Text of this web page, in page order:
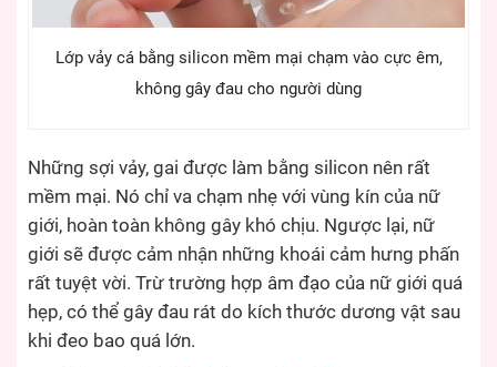
Lớp vảy cá bằng silicon mềm mại chạm vào cực êm,
không gây đau cho người dùng
Những sợi vảy, gai được làm bằng silicon nên rất
mềm mại. Nó chỉ va chạm nhẹ với vùng kín của nữ
giới, hoàn toàn không gây khó chịu. Ngược lại, nữ
giới sẽ được cảm nhận những khoái cảm hưng phấn
rất tuyệt vời. Trừ trường hợp âm đạo của nữ giới quá
hẹp, có thể gây đau rát do kích thước dương vật sau
khi đeo bao quá lớn.